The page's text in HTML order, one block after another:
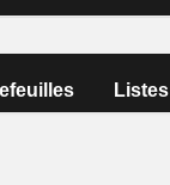
Listes